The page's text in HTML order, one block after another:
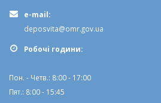
e-mail:
deposvita@omr.gov.ua
Робочi години:
Пон. - Четв.: 8:00 - 17:00
Пят.: 8:00 - 15:45